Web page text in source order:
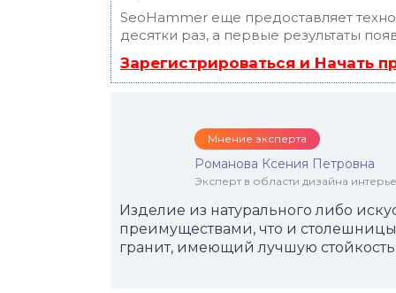
SeoHammer еще предоставляет
десятки раз, а первые результаты
Зарегистрироваться и Начать
Мнение эксперта
Романова Ксения Петровна
Эксперт в области дизайна
Изделие из натурального либо
преимуществами, что и
гранит, имеющий лучшую